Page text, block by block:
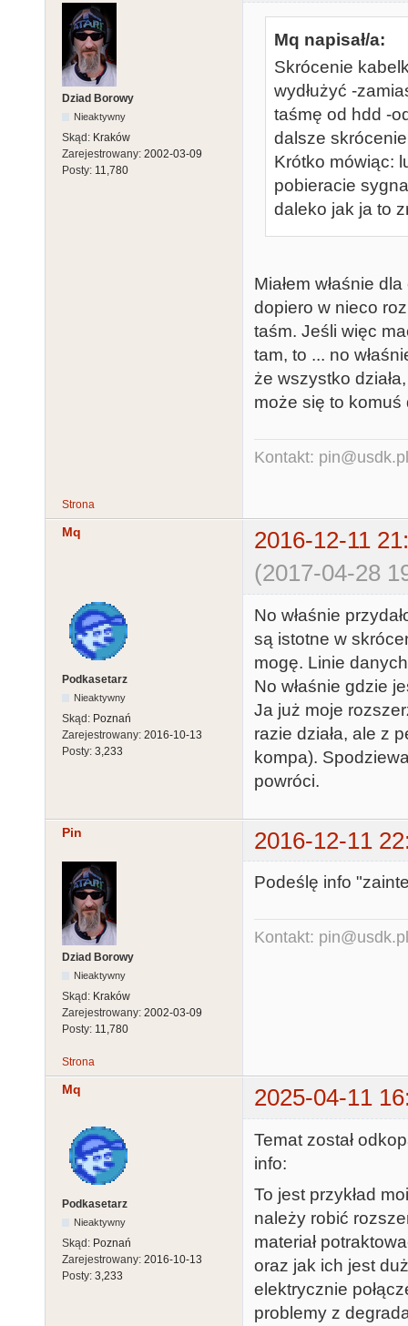
Dziad Borowy
Nieaktywny
Skąd: Kraków
Zarejestrowany: 2002-03-09
Posty: 11,780
Mq napisał/a:
Skrócenie
wydłużyć -
taśmę od hdd -
dalsze
Krótko mówiąc:
pobieracie
daleko jak ja to
Miałem właśnie
dopiero w nieco
taśm. Jeśli więc
tam, to ... no
że wszystko
może się to
Kontakt: pin@usdk.pl
Strona
Mq
2016-12-11
(2017-04-28
Podkasetarz
Nieaktywny
Skąd: Poznań
Zarejestrowany: 2016-10-13
Posty: 3,233
No właśnie
są istotne w
mogę. Linie
No właśnie gdzie
Ja już moje
razie działa, ale z
kompa).
powróci.
Pin 2016-12-11
Dziad Borowy
Nieaktywny
Skąd: Kraków
Zarejestrowany: 2002-03-09
Posty: 11,780
Podeślę info
Kontakt: pin@usdk.pl
Strona
Mq 2025-04-11
Podkasetarz
Nieaktywny
Skąd: Poznań
Zarejestrowany: 2016-10-13
Posty: 3,233
Temat został
info:
To jest przykład
należy robić
materiał
oraz jak ich jest
elektrycznie
problemy z